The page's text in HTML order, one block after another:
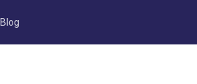
Blog